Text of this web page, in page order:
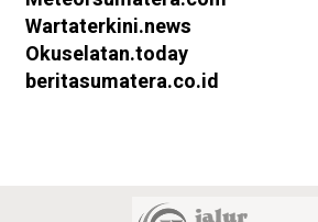
Wartaterkini.news
Okuselatan.today
beritasumatera.co.id